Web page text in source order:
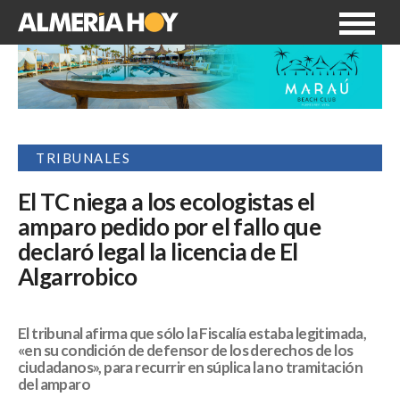
TRIBUNALES
El TC niega a los ecologistas el
amparo pedido por el fallo que
declaró legal la licencia de El
Algarrobico
El tribunal afirma que sólo la Fiscalía estaba legitimada,
«en su condición de defensor de los derechos de los
ciudadanos», para recurrir en súplica la no tramitación
del amparo